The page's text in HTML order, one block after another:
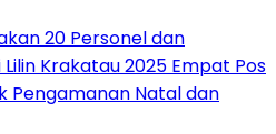
20 Personel dan
Krakatau 2025 Empat Pos
Pengamanan Natal dan